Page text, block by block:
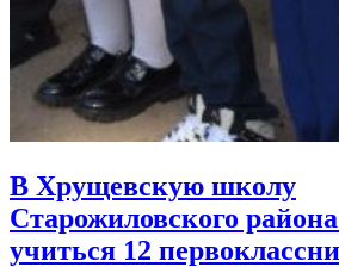
В Хрущевскую школу
Старожиловского
учиться 12